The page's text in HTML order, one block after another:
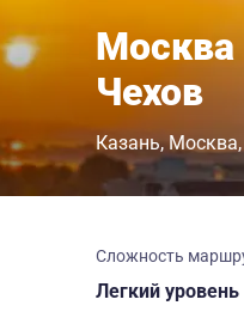
Москва
Чехов
Казань Москва
Сложность
Легкий уровень